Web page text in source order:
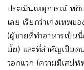
ประเมินเหตุการณ์ หยิ
เลย เรียกว่าเก่งเทพข
(ผู้ชายที่ทำอาหารเป็น
มั้ย) และที่สำคัญเป็นคน
วอกแวก (ความมีเสน่